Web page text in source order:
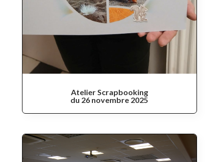
Atelier Scrapbooking
du 26 novembre 2025